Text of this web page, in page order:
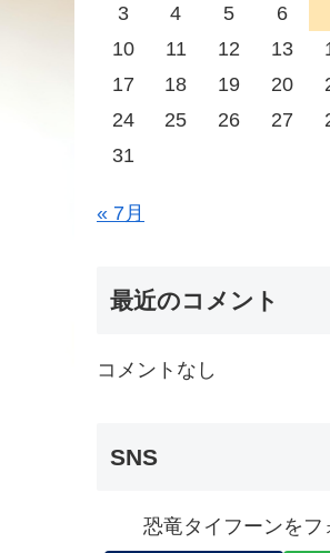
3
4 5 6
10
11 12 13
17
18 19 20
24
25 26 27
31
« 7月
最近のコメント
コメントなし
SNS
恐竜タイフーンをフ